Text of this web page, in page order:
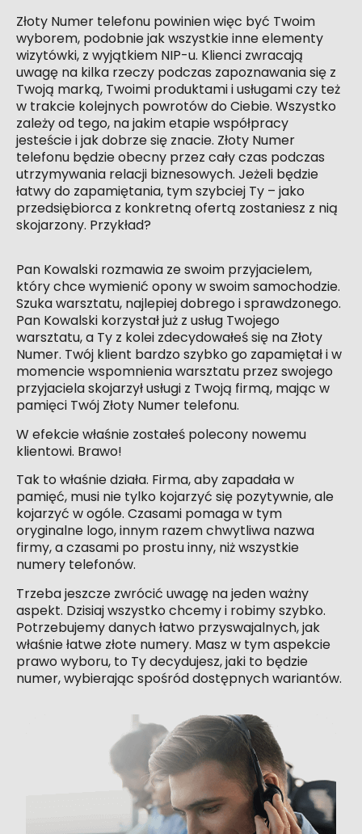
Złoty Numer telefonu powinien więc być Twoim
wyborem, podobnie jak wszystkie inne elementy
wizytówki, z wyjątkiem NIP-u. Klienci zwracają
uwagę na kilka rzeczy podczas zapoznawania się z
Twoją marką, Twoimi produktami i usługami czy też
w trakcie kolejnych powrotów do Ciebie. Wszystko
zależy od tego, na jakim etapie współpracy
jesteście i jak dobrze się znacie. Złoty Numer
telefonu będzie obecny przez cały czas podczas
utrzymywania relacji biznesowych. Jeżeli będzie
łatwy do zapamiętania, tym szybciej Ty – jako
przedsiębiorca z konkretną ofertą zostaniesz z nią
skojarzony. Przykład?
Pan Kowalski rozmawia ze swoim przyjacielem,
który chce wymienić opony w swoim samochodzie.
Szuka warsztatu, najlepiej dobrego i sprawdzonego.
Pan Kowalski korzystał już z usług Twojego
warsztatu, a Ty z kolei zdecydowałeś się na Złoty
Numer. Twój klient bardzo szybko go zapamiętał i w
momencie wspomnienia warsztatu przez swojego
przyjaciela skojarzył usługi z Twoją firmą, mając w
pamięci Twój Złoty Numer telefonu.
W efekcie właśnie zostałeś polecony nowemu
klientowi. Brawo!
Tak to właśnie działa. Firma, aby zapadała w
pamięć, musi nie tylko kojarzyć się pozytywnie, ale
kojarzyć w ogóle. Czasami pomaga w tym
oryginalne logo, innym razem chwytliwa nazwa
firmy, a czasami po prostu inny, niż wszystkie
numery telefonów.
Trzeba jeszcze zwrócić uwagę na jeden ważny
aspekt. Dzisiaj wszystko chcemy i robimy szybko.
Potrzebujemy danych łatwo przyswajalnych, jak
właśnie łatwe złote numery. Masz w tym aspekcie
prawo wyboru, to Ty decydujesz, jaki to będzie
numer, wybierając spośród dostępnych wariantów.